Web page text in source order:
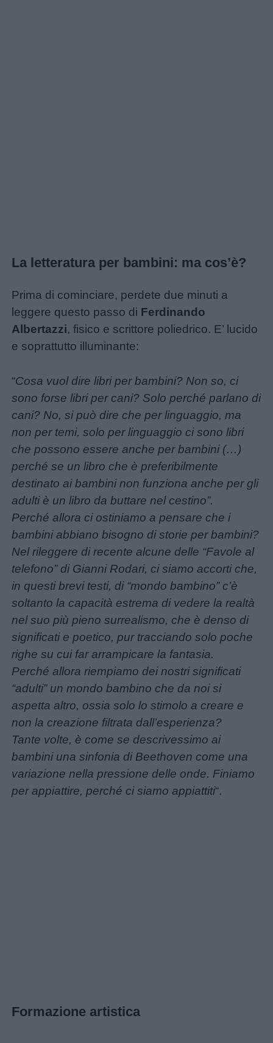
giornate
Filastrocche
Giochi
Nomi
maschili
Nomi
femminili
Frasi
e
aforismi
Buongiorno
Buonanotte
Auguri
Barzellette
Educazione
positiva
La letteratura per bambini: ma cos’è?
Prima di cominciare, perdete due minuti a
leggere questo passo di Ferdinando
Albertazzi, fisico e scrittore poliedrico. E’ lucido
e soprattutto illuminante:
“Cosa vuol dire libri per bambini? Non so, ci
sono forse libri per cani? Solo perché parlano di
cani? No, si può dire che per linguaggio, ma
non per temi, solo per linguaggio ci sono libri
che possono essere anche per bambini (…)
perché se un libro che è preferibilmente
destinato ai bambini non funziona anche per gli
adulti è un libro da buttare nel cestino”.
Perché allora ci ostiniamo a pensare che i
bambini abbiano bisogno di storie per bambini?
Nel rileggere di recente alcune delle “Favole al
telefono” di Gianni Rodari, ci siamo accorti che,
in questi brevi testi, di “mondo bambino” c’è
soltanto la capacità estrema di vedere la realtà
nel suo più pieno surrealismo, che è denso di
significati e poetico, pur tracciando solo poche
righe su cui far arrampicare la fantasia.
Perché allora riempiamo dei nostri significati
“adulti” un mondo bambino che da noi si
aspetta altro, ossia solo lo stimolo a creare e
non la creazione filtrata dall’esperienza?
Tante volte, è come se descrivessimo ai
bambini una sinfonia di Beethoven come una
variazione nella pressione delle onde. Finiamo
per appiattire, perché ci siamo appiattiti“.
Formazione artistica